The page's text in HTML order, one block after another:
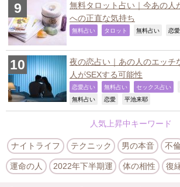
無料タロット占い｜今あの人
への正直な気持ち
無料占い タロット 無料占い 恋愛
夜の恋占い｜あの人のエッチ
人がSEXする可能性
恋愛占い 無料占い セックス占い
無料占い 恋愛 平池来耶
人気上昇中キーワード
ナイトライフ テクニック 男の本音 不倫
運命の人 2022年下半期運 体の相性 復